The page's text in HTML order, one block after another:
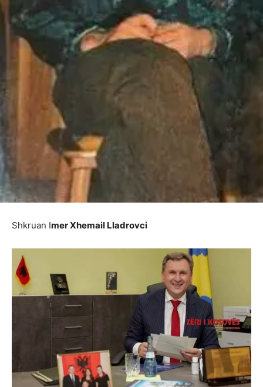
Shkruan Imer Xhemail Lladrovci